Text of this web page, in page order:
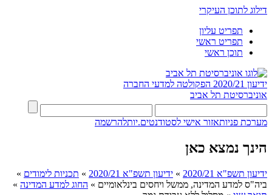
דילוג לתוכן העיקרי
תפריט עליון
תפריט ראשי
תוכן ראשי
ידיעון 2020/21
הפקולטה למדעי החברה
אוניברסיטת תל אביב
מערכת פניותאזור אישי לסטודנטים.יותלהרשמה
הינך נמצא כאן
ידיעון תשפ"א 2020/21 » ידיעון תשפ"א 2020/21 » תכניות לימודים »
ביה"ס למדע המדינה, ממשל ויחסים בינלאומיים » החוג למדע המדינה »